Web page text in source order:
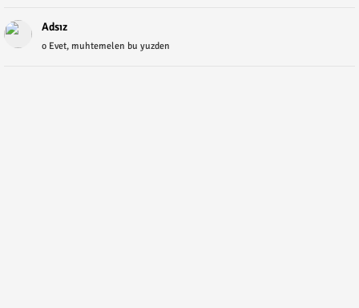
Adsız
o Evet, muhtemelen bu yuzden